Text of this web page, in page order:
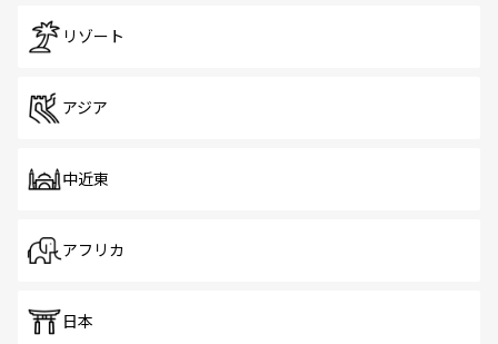
リゾート
アジア
中近東
アフリカ
日本